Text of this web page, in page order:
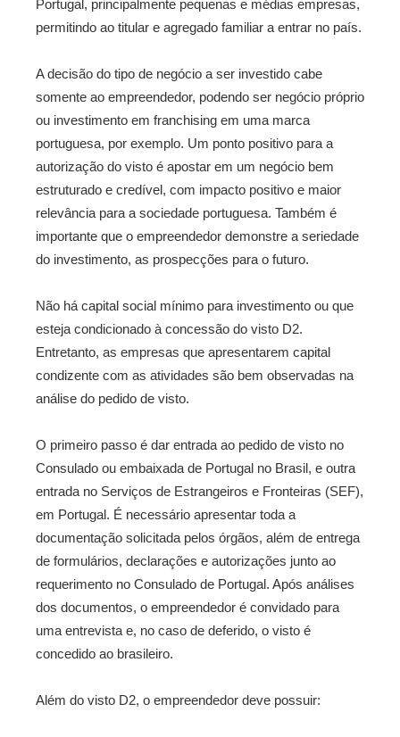
Portugal, principalmente pequenas e médias empresas,
permitindo ao titular e agregado familiar a entrar no país.
A decisão do tipo de negócio a ser investido cabe
somente ao empreendedor, podendo ser negócio próprio
ou investimento em franchising em uma marca
portuguesa, por exemplo. Um ponto positivo para a
autorização do visto é apostar em um negócio bem
estruturado e credível, com impacto positivo e maior
relevância para a sociedade portuguesa. Também é
importante que o empreendedor demonstre a seriedade
do investimento, as prospecções para o futuro.
Não há capital social mínimo para investimento ou que
esteja condicionado à concessão do visto D2.
Entretanto, as empresas que apresentarem capital
condizente com as atividades são bem observadas na
análise do pedido de visto.
O primeiro passo é dar entrada ao pedido de visto no
Consulado ou embaixada de Portugal no Brasil, e outra
entrada no Serviços de Estrangeiros e Fronteiras (SEF),
em Portugal. É necessário apresentar toda a
documentação solicitada pelos órgãos, além de entrega
de formulários, declarações e autorizações junto ao
requerimento no Consulado de Portugal. Após análises
dos documentos, o empreendedor é convidado para
uma entrevista e, no caso de deferido, o visto é
concedido ao brasileiro.
Além do visto D2, o empreendedor deve possuir: